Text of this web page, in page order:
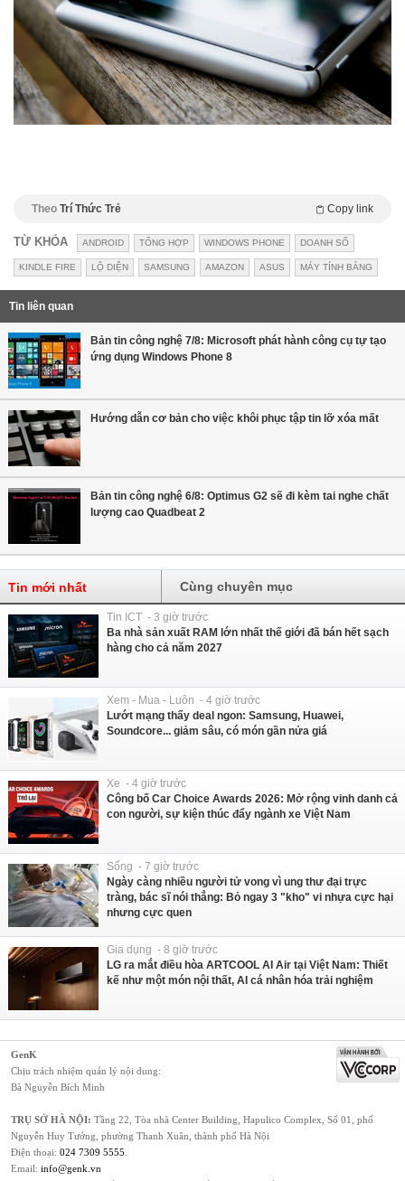
Theo Trí Thức Trẻ Copy link
TỪ KHÓA ANDROID TỔNG HỢP WINDOWS PHONE DOANH SỐ
KINDLE FIRE LỘ DIỆN SAMSUNG AMAZON ASUS MÁY TÍNH BẢNG
Tin liên quan
Bản tin công nghệ 7/8: Microsoft phát hành công cụ tự tạo
ứng dụng Windows Phone 8
Hướng dẫn cơ bản cho việc khôi phục tập tin lỡ xóa mất
Bản tin công nghệ 6/8: Optimus G2 sẽ đi kèm tai nghe chất
lượng cao Quadbeat 2
Tin mới nhất Cùng chuyên mục
Tin ICT - 3 giờ trước
Ba nhà sản xuất RAM lớn nhất thế giới đã bán hết sạch
hàng cho cả năm 2027
Xem - Mua - Luôn - 4 giờ trước
Lướt mạng thấy deal ngon: Samsung, Huawei,
Soundcore... giảm sâu, có món gần nửa giá
Xe - 4 giờ trước
Công bố Car Choice Awards 2026: Mở rộng vinh danh cả
con người, sự kiện thúc đẩy ngành xe Việt Nam
Sống - 7 giờ trước
Ngày càng nhiều người tử vong vì ung thư đại trực
tràng, bác sĩ nói thẳng: Bỏ ngay 3 "kho" vi nhựa cực hại
nhưng cực quen
Gia dụng - 8 giờ trước
LG ra mắt điều hòa ARTCOOL AI Air tại Việt Nam: Thiết
kế như một món nội thất, AI cá nhân hóa trải nghiệm
GenK
Chịu trách nhiệm quản lý nội dung:
Bà Nguyễn Bích Minh
TRỤ SỞ HÀ NỘI: Tầng 22, Tòa nhà Center Building, Hapulico Complex, Số 01, phố
Nguyễn Huy Tưởng, phường Thanh Xuân, thành phố Hà Nội
Điện thoại: 024 7309 5555
Email: info@genk.vn